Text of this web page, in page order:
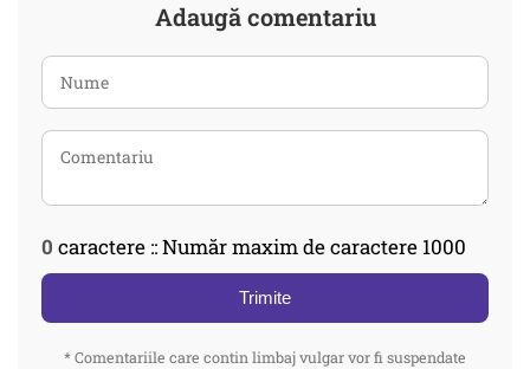
Adaugă comentariu
0 caractere :: Număr maxim de caractere 1000
Trimite
* Comentariile care contin limbaj vulgar vor fi suspendate